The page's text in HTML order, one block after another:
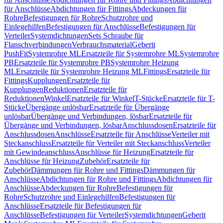
für AnschlüsseAbdichtungen für FittingsAbdeckungen für
RohreBefestigungen für RohreSchutzrohre und
EinlegehilfenBefestigungen für AnschlüsseBefestigungen für
VerteilerSystemdichtungenSets Schraube für
FlanschverbindungenVerbrauchsmaterialGeberit
PushFitSystemrohre MLErsatzteile für Systemrohre MLSystemrohre
PBErsatzteile für Systemrohre PBSystemrohre Heizung
MLErsatzteile für Systemrohre Heizung MLFittingsErsatzteile für
FittingsKupplungenErsatzteile für
KupplungenReduktionenErsatzteile für
ReduktionenWinkelErsatzteile für WinkelT-StückeErsatzteile für T-
StückeÜbergänge unlösbarErsatzteile für Übergänge
unlösbarÜbergänge und Verbindungen, lösbarErsatzteile für
Übergänge und Verbindungen, lösbarAnschlussdosenErsatzteile für
AnschlussdosenAnschlüsseErsatzteile für AnschlüsseVerteiler mit
SteckanschlussErsatzteile für Verteiler mit SteckanschlussVerteiler
mit GewindeanschlussAnschlüsse für HeizungErsatzteile für
Anschlüsse für HeizungZubehörErsatzteile für
ZubehörDämmungen für Rohre und FittingsDämmungen für
AnschlüsseAbdichtungen für Rohre und FittingsAbdichtungen für
AnschlüsseAbdeckungen für RohreBefestigungen für
RohreSchutzrohre und EinlegehilfenBefestigungen für
AnschlüsseErsatzteile für Befestigungen für
AnschlüsseBefestigungen für VerteilerSystemdichtungenGeberit